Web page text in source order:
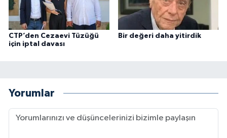
CTP’den Cezaevi Tüzüğü
için iptal davası
Bir değeri daha yitirdik
Yorumlar